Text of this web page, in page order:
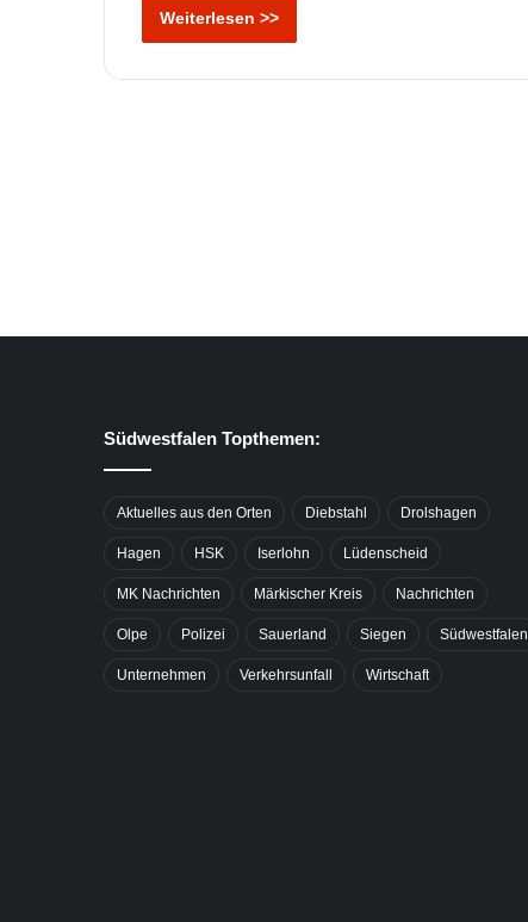
Weiterlesen >>
Südwestfalen Topthemen:
Aktuelles aus den Orten Diebstahl Drolshagen
Hagen HSK Iserlohn Lüdenscheid
MK Nachrichten Märkischer Kreis Nachrichten
Olpe Polizei Sauerland Siegen Südwestfalen
Unternehmen Verkehrsunfall Wirtschaft